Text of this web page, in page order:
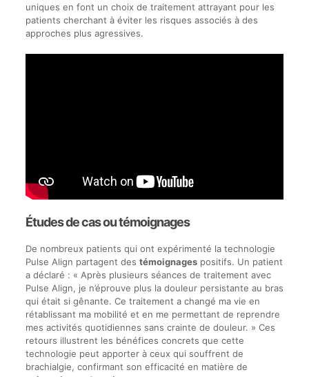
uniques en font un choix de traitement attrayant pour les
patients cherchant à éviter les risques associés à des
approches plus agressives.
Études de cas ou témoignages
De nombreux patients qui ont expérimenté la technologie
Pulse Align partagent des témoignagespositifs. Un patient
a déclaré : « Après plusieurs séances de traitement avec
Pulse Align, je n’éprouve plus la douleur persistante au bras
qui était si gênante. Ce traitement a changé ma vie en
rétablissant ma mobilité et en me permettant de reprendre
mes activités quotidiennes sans crainte de douleur. » Ces
retours illustrent les bénéfices concrets que cette
technologie peut apporter à ceux qui souffrent de
brachialgie, confirmant son efficacité en matière de